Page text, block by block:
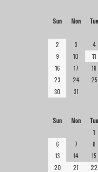
Sun Mon Tue
2
3 4
9
10 11
16
17 18
23
24 25
30
31
Sun Mon Tue
1
6
7 8
13
14 15
20
21 22